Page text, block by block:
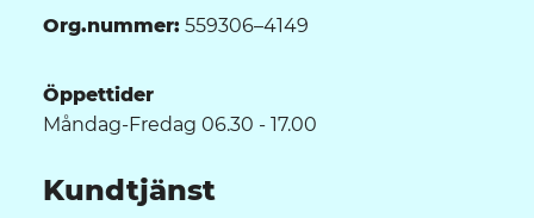
Org.nummer: 559306–4149
Öppettider
Måndag-Fredag 06.30 - 17.00
Kundtjänst